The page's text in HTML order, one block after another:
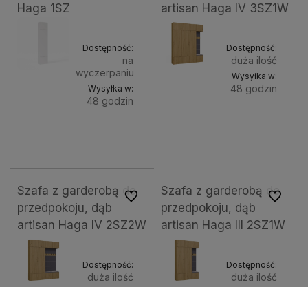
Haga 1SZ
Dostępność:
na
wyczerpaniu
Wysyłka w:
48 godzin
artisan Haga IV 3SZ1W
Dostępność:
duża ilość
Wysyłka w:
48 godzin
Szafa z garderobą do
przedpokoju, dąb
artisan Haga IV 2SZ2W
Dostępność:
duża ilość
Do ulubionychSzafa z garderobą do
przedpokoju, dąb
artisan Haga III 2SZ1W
Dostępność:
duża ilość
Do